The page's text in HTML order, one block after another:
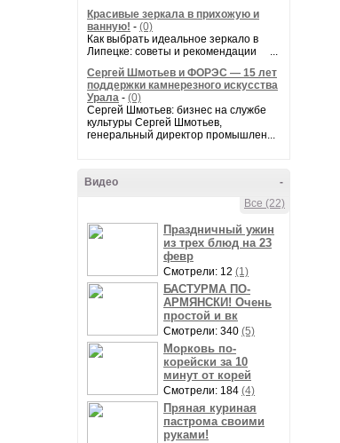
Красивые зеркала в прихожую и
ванную! - (0)
Как выбрать идеальное зеркало в
Липецке: советы и рекомендации ...
Сергей Шмотьев и ФОРЭС — 15 лет
поддержки камнерезного искусства
Урала - (0)
Сергей Шмотьев: бизнес на службе
культуры Сергей Шмотьев,
генеральный директор промышлен...
-
Видео
Все (22)
Праздничный ужин
из трех блюд на 23
февр
Смотрели: 12 (1)
БАСТУРМА ПО-
АРМЯНСКИ! Очень
простой и вк
Смотрели: 340 (5)
Морковь по-
корейски за 10
минут от корей
Смотрели: 184 (4)
Пряная куриная
пастрома своими
руками!